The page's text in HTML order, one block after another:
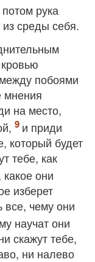
рука
из среды себя.
побоями
мнения
на место,
и приди
который будет
тебе, как
они
изберет
все, чему они
научат они
скажут тебе,
ни налево